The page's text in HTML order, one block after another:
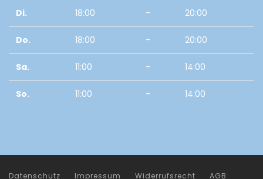
Di. 18:00 - 20:00
Do. 18:00 - 20:00
Sa. 11:00 - 14:00
So. 11:00 - 14:00
Datenschutz Impressum Widerrufsrecht AGB